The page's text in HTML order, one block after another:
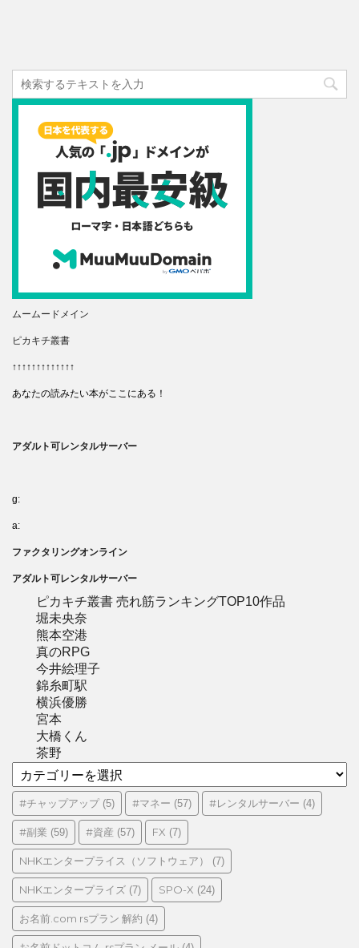
ムームードメイン
ピカキチ叢書
↑↑↑↑↑↑↑↑↑↑↑↑↑
あなたの読みたい本がここにある！
アダルト可レンタルサーバー
g:
a:
ファクタリングオンライン
アダルト可レンタルサーバー
ピカキチ叢書 売れ筋ランキングTOP10作品
堀未央奈
熊本空港
真のRPG
今井絵理子
錦糸町駅
横浜優勝
宮本
大橋くん
茶野
テ
ゴ
リ
ー
#チャップアップ(5) #マネー (57) #レンタルサーバー (4)
#副業 (59) #資産 (57) FX (7)
NHKエンタープライス（ソフトウェア） (7)
NHKエンタープライズ (7) SPO-X (24)
お名前.com rsプラン 解約 (4)